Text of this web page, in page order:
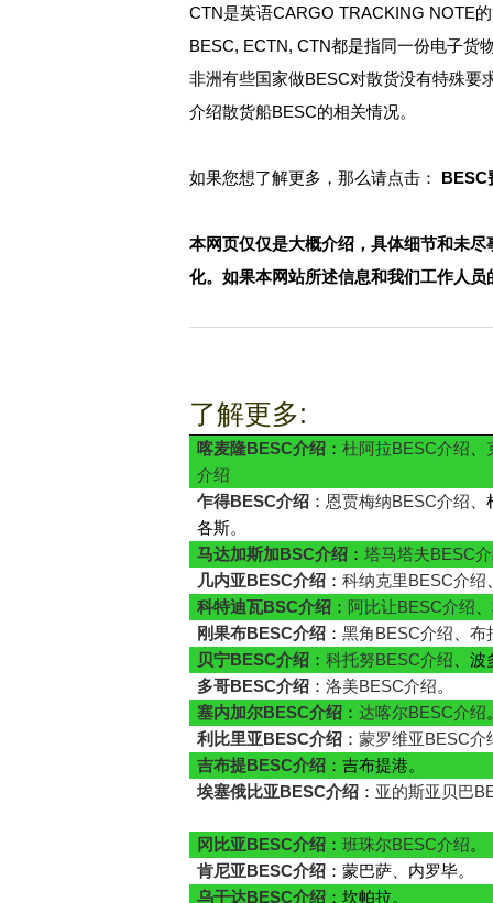
CTN是英语CARGO TRACKING NOTE
BESC, ECTN, CTN都是指同一份电子货
非洲有些国家做BESC对散货没有特殊要
介绍散货船BESC的相关情况。
如果您想了解更多，那么请点击： BESC
本网页仅仅是大概介绍，具体细节和未
化。如果本网站所述信息和我们工作人
了解更多:
喀麦隆BESC介绍： 杜阿拉BESC介绍
介绍
乍得BESC介绍： 恩贾梅纳BESC介绍
各斯。
马达加斯加BSC介绍： 塔马塔夫BESC
几内亚BESC介绍： 科纳克里BESC介绍
科特迪瓦BSC介绍： 阿比让BESC介绍
刚果布BESC介绍： 黑角BESC介绍
布
贝宁BESC介绍： 科托努BESC介绍 、
多哥BESC介绍： 洛美BESC介绍。
塞内加尔BESC介绍： 达喀尔BESC介绍
利比里亚BESC介绍： 蒙罗维亚BESC介
吉布提BESC介绍：吉布提港。
埃塞俄比亚BESC介绍： 亚的斯亚贝巴
冈比亚BESC介绍： 班珠尔BESC介绍。
肯尼亚BESC介绍：蒙巴萨、内罗毕。
乌干达BESC介绍：坎帕拉。